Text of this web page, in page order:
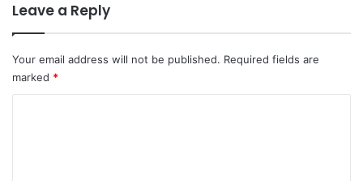
Leave a Reply
Your email address will not be published. Required fields are
marked *